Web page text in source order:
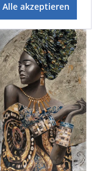
Alle akzeptieren